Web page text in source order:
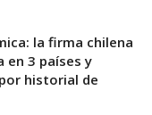
la firma chilena
en 3 países y
historial de